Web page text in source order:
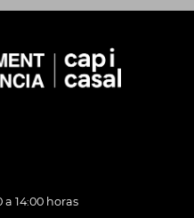
a 14:00 horas